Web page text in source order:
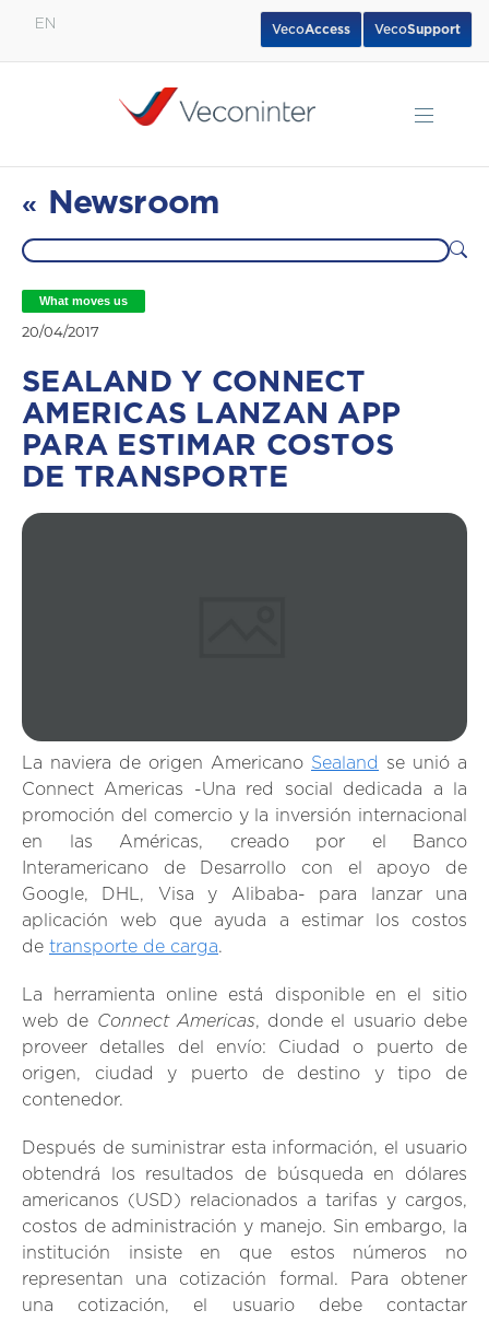
EN VecoSupport
VecoAccess
« Newsroom
What moves us
20/04/2017
SEALAND Y CONNECT
AMERICAS LANZAN APP
PARA ESTIMAR COSTOS
DE TRANSPORTE
La naviera de origen Americano Sealand
se unió a
Connect Americas -Una red social dedicada a la
promoción del comercio y la inversión internacional
en las Américas, creado por el Banco
Interamericano de Desarrollo con el apoyo de
Google, DHL, Visa y Alibaba- para lanzar una
aplicación web que ayuda a estimar los costos
de transporte de carga.
La herramienta online está disponible en el sitio
web de Connect Americas, donde el usuario debe
proveer detalles del envío: Ciudad o puerto de
origen, ciudad y puerto de destino y tipo de
contenedor.
Después de suministrar esta información, el usuario
obtendrá los resultados de búsqueda en dólares
americanos (USD) relacionados a tarifas y cargos,
costos de administración y manejo. Sin embargo, la
institución insiste en que estos números no
representan una cotización formal. Para obtener
una cotización, el usuario debe contactar